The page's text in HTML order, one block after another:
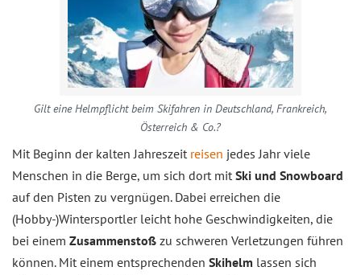
Gilt eine Helmpflicht beim Skifahren in Deutschland, Frankreich,
Österreich & Co.?
Mit Beginn der kalten Jahreszeit reisen jedes Jahr viele
Menschen in die Berge, um sich dort mit Ski und Snowboard
auf den Pisten zu vergnügen. Dabei erreichen die
(Hobby-)Wintersportler leicht hohe Geschwindigkeiten, die
bei einem Zusammenstoß zu schweren Verletzungen führen
können. Mit einem entsprechenden Skihelm lassen sich